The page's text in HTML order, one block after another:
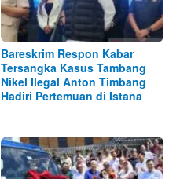
Bareskrim Respon Kabar
Tersangka Kasus Tambang
Nikel Ilegal Anton Timbang
Hadiri Pertemuan di Istana